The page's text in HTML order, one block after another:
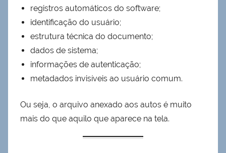
registros automáticos do software;
identificação do usuário;
estrutura técnica do documento;
dados de sistema;
informações de autenticação;
metadados invisíveis ao usuário comum.
Ou seja, o arquivo anexado aos autos é muito
mais do que aquilo que aparece na tela.